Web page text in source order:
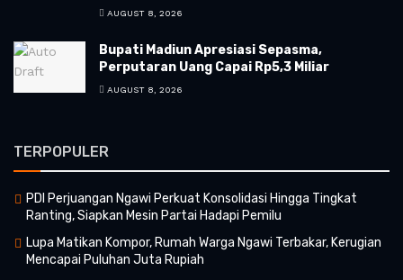
AUGUST 8, 2026
Bupati Madiun Apresiasi Sepasma,
Perputaran Uang Capai Rp5,3 Miliar
AUGUST 8, 2026
TERPOPULER
PDI Perjuangan Ngawi Perkuat Konsolidasi Hingga Tingkat
Ranting, Siapkan Mesin Partai Hadapi Pemilu
Lupa Matikan Kompor, Rumah Warga Ngawi Terbakar, Kerugian
Mencapai Puluhan Juta Rupiah